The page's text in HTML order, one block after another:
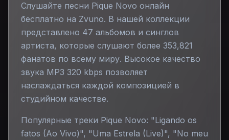
Слушайте песни Pique Novo онлайн
бесплатно на Zvuno. В нашей коллекции
представлено 47 альбомов и синглов
артиста, которые слушают более 353,821
фанатов по всему миру. Высокое качество
звука MP3 320 kbps позволяет
наслаждаться каждой композицией в
студийном качестве.
Популярные треки Pique Novo: "Ligando os
fatos (Ao Vivo)", "Uma Estrela (Live)", "No meu